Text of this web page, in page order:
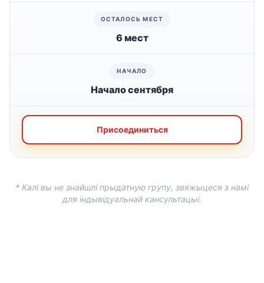
6 мест
Начало сентября
Присоединиться
* Калі вы не знайшлі прыдатную групу, звяжыцеся з намі
для індывідуальнай кансультацыі.